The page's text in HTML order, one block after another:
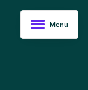
Menu